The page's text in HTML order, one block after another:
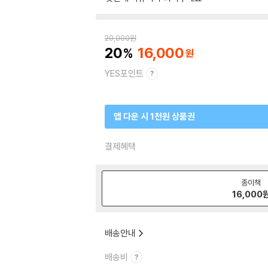
20,000원
20 16,000
YES포인트
앱 다운 시 1천원 상품권
결제혜택
종이책
16,000
배송안내
배송비